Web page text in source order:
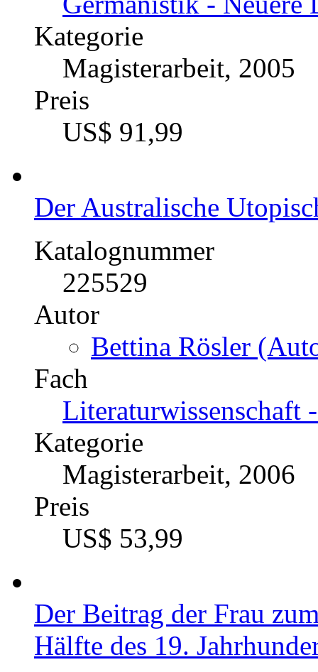
Kategorie
Magisterarbeit, 2005
Preis
US$ 91,99
Der Australische
Katalognummer
225529
Autor
Bettina Rösler
Fach
Literaturwissenschaft
Kategorie
Magisterarbeit, 2006
Preis
US$ 53,99
Der Beitrag der Frau
Hälfte des 19.